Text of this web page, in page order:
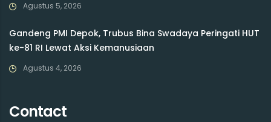
Agustus 5, 2026
Gandeng PMI Depok, Trubus Bina Swadaya Peringati HUT
ke-81 RI Lewat Aksi Kemanusiaan
Agustus 4, 2026
Contact